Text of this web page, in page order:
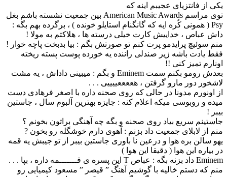
یکی از فانتزیای عجیبم اینه که
توی مراسم American Music Awards بین جمعیت نشسته باشم بغل
Psy ( همونی کُره ایه که گانگنام استایلو خونده ) ، برگرده بهم بگه :
داش عباص ، خداییش کارت خیلی درسته ها ، هلاکتم به مولا !
منم سوئیچ پرایدمو پرت کنم تو صورتش بگم : بیا بدبخت پاچه خوار !
فقط یادت باشه زیر صندلی راننده یه خورده پوست پسته ریخته
اونارم تمیز کنی !!
بعدش رومو بکنم سمت Eminem و بگم : میبینی داداش ، یه مشت
لاشخور دور مارو گرفتن ، هععععییییی . . .
از اونورم مدونا در حالی که روی صحنه داره با اصغر فرهادی دست
میده و روبوسی میکه اعلام کنه : جایزه بهترین آلبوم سال ، جاستین
بیبر !
جاستینم سریع بیاد روی صحنه و بگه چه آهنگی براتون بخونم ؟
منم از لابلای جمعیت داد بزنم : آهوی دارم خوشگله رو بخون ?
یهو سالن بره هوا و درعین نا باوری جاستین بیبر از تو جیبش یه قمه
در بیاره این هوا ( دقیقا این هوا )
Eminem داد بزنه بگه : عباص T این پسره ی قـــــــمه داره ، بپا . . .
منم که دستم خالیه با گوشیم آهنگ ” قیصر ” مسعود کیمیایی رو